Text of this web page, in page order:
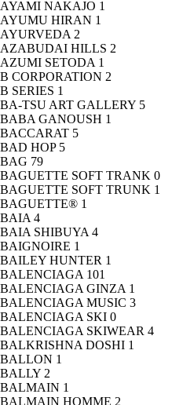
AYAMI NAKAJO 1
AYUMU HIRAN 1
AYURVEDA 2
AZABUDAI HILLS 2
AZUMI SETODA 1
B CORPORATION 2
B SERIES 1
BA-TSU ART GALLERY 5
BABA GANOUSH 1
BACCARAT 5
BAD HOP 5
BAG 79
BAGUETTE SOFT TRANK 0
BAGUETTE SOFT TRUNK 1
BAGUETTE® 1
BAIA 4
BAIA SHIBUYA 4
BAIGNOIRE 1
BAILEY HUNTER 1
BALENCIAGA 101
BALENCIAGA GINZA 1
BALENCIAGA MUSIC 3
BALENCIAGA SKI 0
BALENCIAGA SKIWEAR 4
BALKRISHNA DOSHI 1
BALLON 1
BALLY 2
BALMAIN 1
BALMAIN HOMME 2